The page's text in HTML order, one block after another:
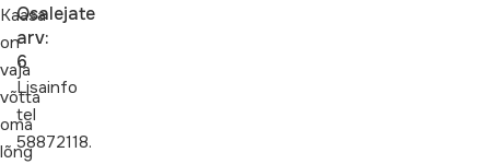
Kaasa
on
vaja
võtta
oma
lõng
Osalejate
arv:
6
Lisainfo
tel
58872118.